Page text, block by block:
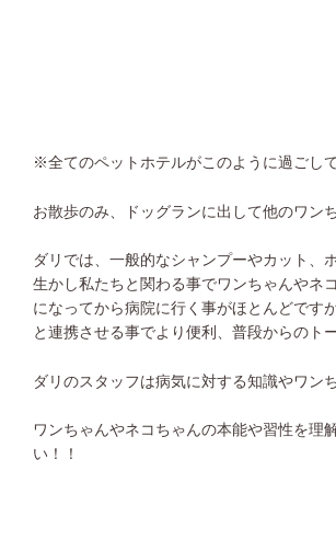
※全てのペットホテルがこのように過ごし
お散歩のみ、ドッグランに出して他のワン
ダリでは、一般的なシャンプーやカット、
生かし私たちと関わる事でワンちゃんや
になってから病院に行く事がほとんどです
と連携させる事でより便利、普段からのト
ダリのスタッフは病気に対する知識やワン
ワンちゃんやネコちゃんの本能や習性を理
い！！